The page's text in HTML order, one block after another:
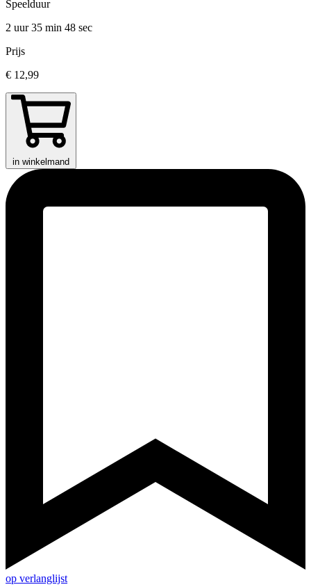
Speelduur
2 uur 35 min 48 sec
Prijs
€ 12,99
in winkelmand
op verlanglijst